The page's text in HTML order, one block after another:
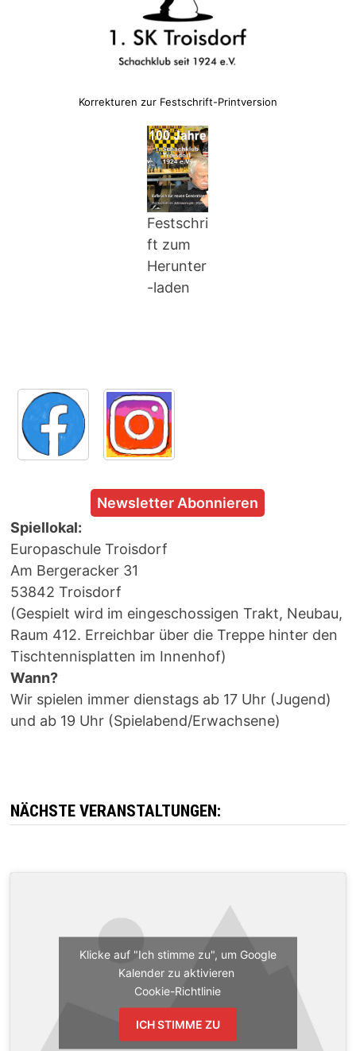
Korrekturen zur Festschrift-Printversion
Festschri
ft zum
Herunter
-laden
Newsletter Abonnieren
Spiellokal:
Europaschule Troisdorf
Am Bergeracker 31
53842 Troisdorf
(Gespielt wird im eingeschossigen Trakt, Neubau,
Raum 412. Erreichbar über die Treppe hinter den
Tischtennisplatten im Innenhof)
Wann?
Wir spielen immer dienstags ab 17 Uhr (Jugend)
und ab 19 Uhr (Spielabend/Erwachsene)
NÄCHSTE VERANSTALTUNGEN:
Klicke auf "Ich stimme zu", um Google
Kalender zu aktivieren
Cookie-Richtlinie
ICH STIMME ZU